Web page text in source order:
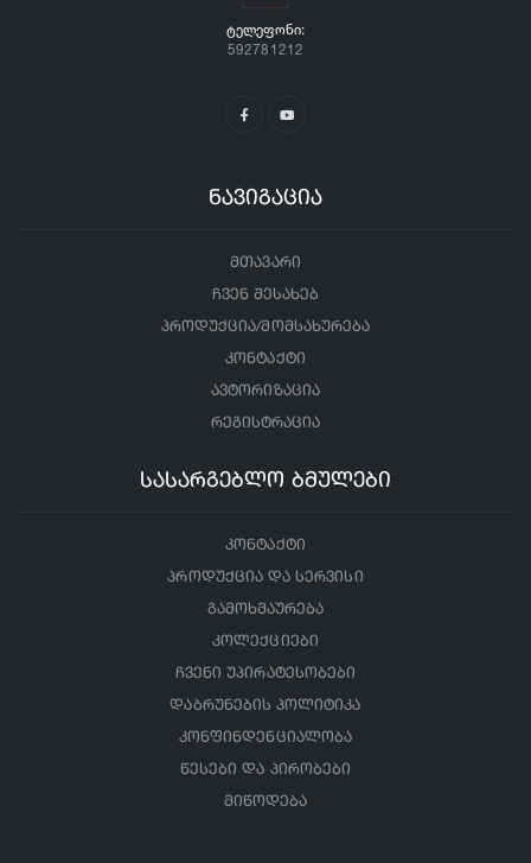
ᲢᲔᲚᲔᲤᲝᲜᲘ:
592781212
ნავიგაცია
მთავარი
ჩვენ შესახებ
პროდუქცია/მომსახურება
კონტაქტი
ავტორიზაცია
რეგისტრაცია
სასარგებლო ბმულები
კონტაქტი
პროდუქცია და სერვისი
გამოხმაურება
კოლექციები
ჩვენი უპირატესობები
დაბრუნების პოლიტიკა
კონფინდენციალობა
წესები და პირობები
მიწოდება